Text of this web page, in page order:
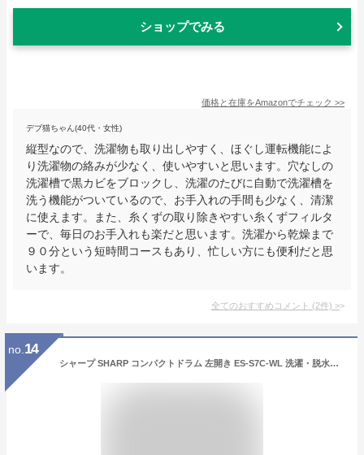
ショップでみる
価格と在庫をAmazonでチェック >>
デブ猫ちゃん(40代・女性)
縦型なので、洗濯物も取り出しやすく、ほぐし運転機能によ
り洗濯物の絡みが少なく、使いやすいと思います。穴なしの
洗濯槽で黒カビをブロックし、洗濯のたびに自動で洗濯槽を
洗う機能がついているので、お手入れの手間も少なく、清潔
に使えます。また、糸くずの取り除きやすい糸くずフィルタ
ーで、毎日のお手入れも楽だと思います。洗濯から乾燥まで
９０分という短時間コースもあり、忙しい方にも便利だと思
います。
全てのおすすめコメント (2件) >
no. 14
シャープ SHARP コンパクトドラム 左開き ES-S7C-WL 洗濯・脱水容量7㎏/乾燥容量3.5kg ES-S7C-WL